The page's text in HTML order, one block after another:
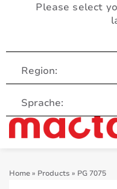
Please select
Region:
Sprache:
Customer Service
Home» Products » PG 7075